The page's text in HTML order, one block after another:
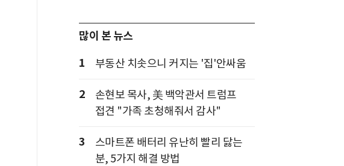
많이 본 뉴스
1
부동산 치솟으니 커지는 '집'안싸움
2
손현보 목사, 美 백악관서 트럼프
접견 "가족 초청해줘서 감사"
3
스마트폰 배터리 유난히 빨리 닳는
분, 5가지 해결 방법